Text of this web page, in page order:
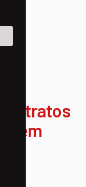
Retratos
em